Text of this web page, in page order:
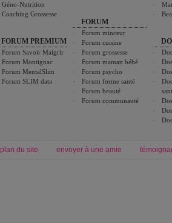
Géno-Nutrition
Coaching Grossesse
FORUM PREMIUM
Forum Savoir Maigrir
Forum Montignac
Forum MentalSlim
Forum SLIM data
FORUM
Forum minceur
Forum cuisine
Forum grossesse
Forum maman bébé
Forum psycho
Forum forme santé
Forum beauté
Forum communauté
plan du site envoyer à une amie